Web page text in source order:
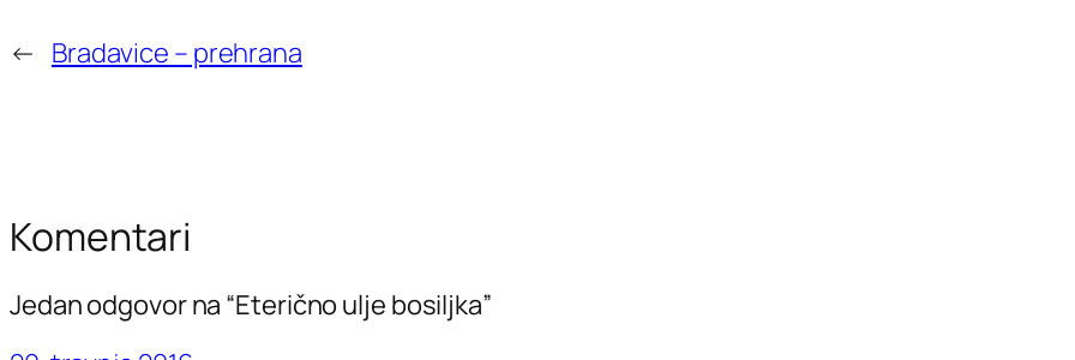
← Bradavice – prehrana
Komentari
Jedan odgovor na “Eterično ulje bosiljka”